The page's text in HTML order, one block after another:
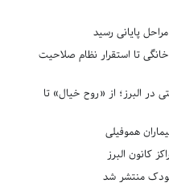
پایانی رسید
تا استقرار نظام صلاحیت
البرز؛ از «روح خیال» تا
منتشر شد